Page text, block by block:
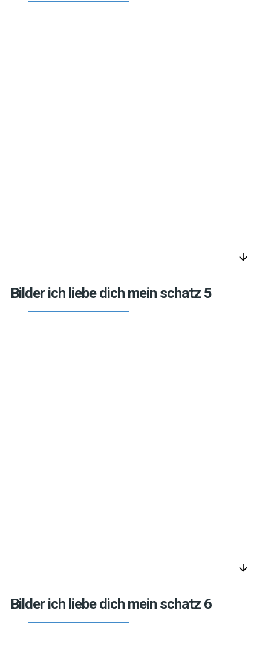
arrow_downward
Bilder ich liebe dich mein schatz 5
arrow_downward
Bilder ich liebe dich mein schatz 6